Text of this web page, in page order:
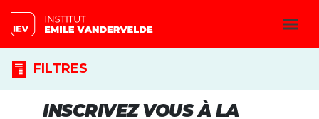
FILTRES
INSCRIVEZ VOUS À LA